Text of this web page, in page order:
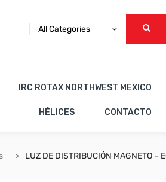
All Categories
IRC ROTAX NORTHWEST MEXICO
HÉLICES CONTACTO
LUZ DE DISTRIBUCIÓN MAGNETO –